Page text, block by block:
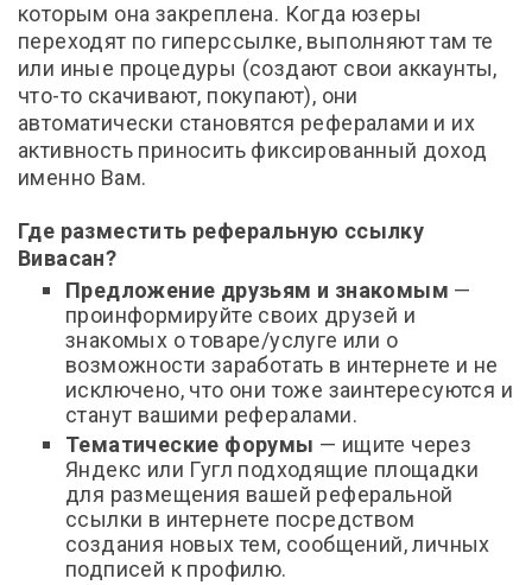
которым она закреплена. Когда юзеры
переходят по гиперссылке, выполняют там те
или иные процедуры (создают свои аккаунты,
что-то скачивают, покупают), они
автоматически становятся рефералами и их
активность приносить фиксированный доход
именно Вам.
Где разместить реферальную ссылку
Вивасан?
Предложение друзьям и знакомым —
проинформируйте своих друзей и
знакомых о товаре/услуге или о
возможности заработать в интернете и не
исключено, что они тоже заинтересуются и
станут вашими рефералами.
Тематические форумы — ищите через
Яндекс или Гугл подходящие площадки
для размещения вашей реферальной
ссылки в интернете посредством
создания новых тем, сообщений, личных
подписей к профилю.